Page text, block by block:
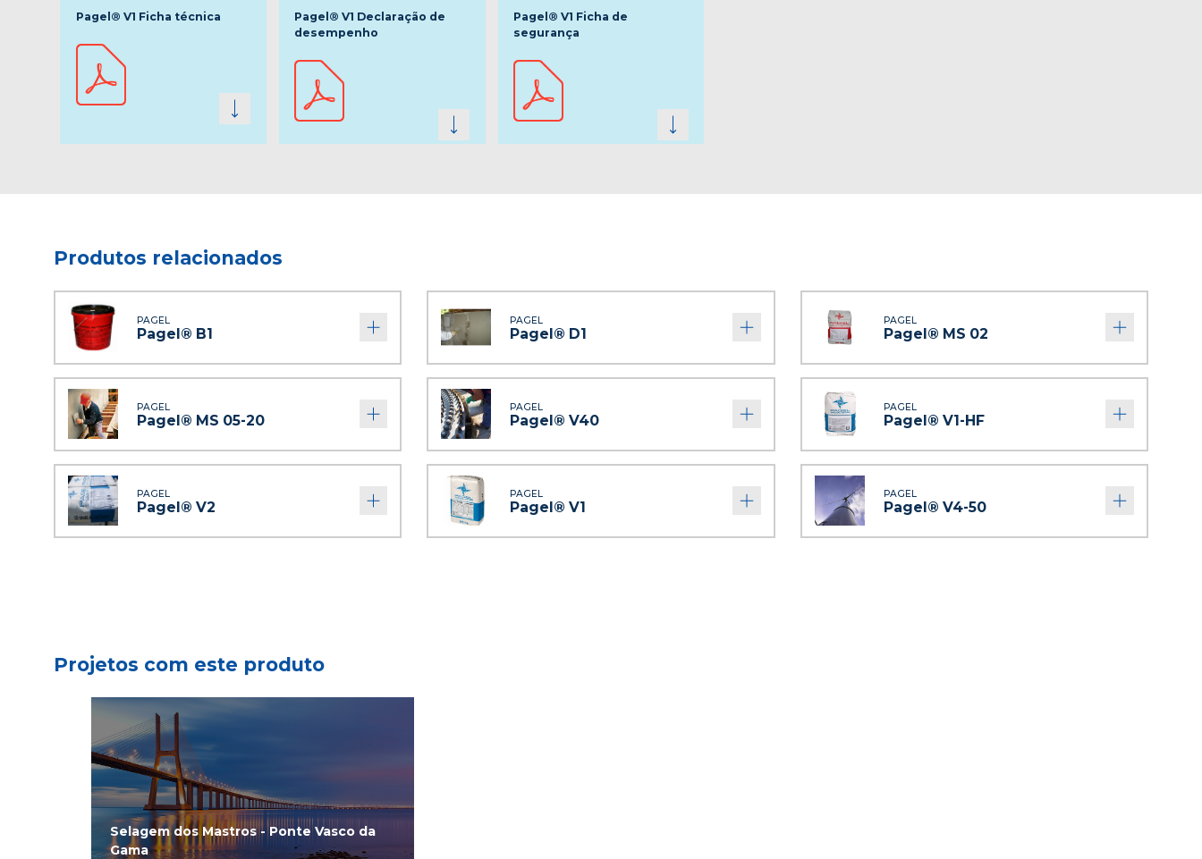
Pagel® V1 Ficha técnica
Pagel® V1 Declaração de
desempenho
Pagel® V1 Ficha de
segurança
Produtos relacionados
PAGEL
Pagel® B1
PAGEL
Pagel® D1
PAGEL
Pagel® MS 02
PAGEL
Pagel® MS 05-20
PAGEL
Pagel® V40
PAGEL
Pagel® V1-HF
PAGEL
Pagel® V2
PAGEL
Pagel® V1
PAGEL
Pagel® V4-50
Projetos com este produto
Selagem dos Mastros - Ponte Vasco da
Gama